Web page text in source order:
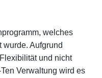
welches
wurde. Aufgrund
und nicht
Verwaltung wird es